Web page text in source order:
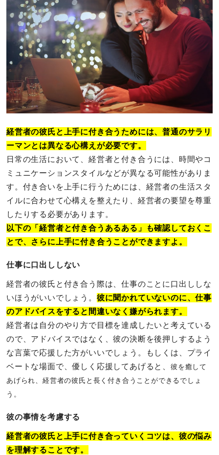
経営者の彼氏と上手に付き合うためには、普通のサラリ
ーマンとは異なる心構えが必要です。
日常の生活において、経営者と付き合うには、時間やコ
ミュニケーションスタイルなどが異なる可能性がありま
す。付き合いを上手に行うためには、経営者の生活スタ
イルに合わせて心構えを整えたり、経営者の要望を尊重
したりする必要があります。
以下の「経営者と付き合うあるある」も確認しておくこ
とで、さらに上手に付き合うことができますよ。
仕事に口出ししない
経営者の彼氏と付き合う際は、仕事のことに口出ししな
いほうがいいでしょう。 彼に聞かれていないのに、仕事
のアドバイスをすると間違いなく嫌がられます。
経営者は自分のやり方で目標を達成したいと考えている
ので、アドバイスではなく、彼の決断を後押しするよう
な言葉で応援した方がいいでしょう。もしくは、プライ
ベートな場面で、優しく応援してあげると、 彼を癒して
あげられ、 経営者の彼氏と長く付き合うことができるでしょ
う。
彼の事情を考慮する
経営者の彼氏と上手に付き合っていくコツは、彼の悩み
を理解することです。